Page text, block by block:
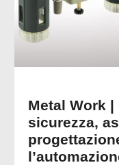
Metal Work
sicurezza,